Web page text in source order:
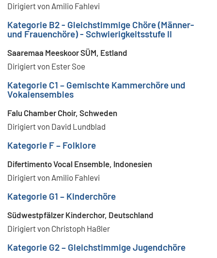
Dirigiert von Amilio Fahlevi
Kategorie B2 - Gleichstimmige Chöre (Männer-
und Frauenchöre) - Schwierigkeitsstufe II
Saaremaa Meeskoor SÜM, Estland
Dirigiert von Ester Soe
Kategorie C1 – Gemischte Kammerchöre und
Vokalensembles
Falu Chamber Choir, Schweden
Dirigiert von David Lundblad
Kategorie F – Folklore
Difertimento Vocal Ensemble, Indonesien
Dirigiert von Amilio Fahlevi
Kategorie G1 – Kinderchöre
Südwestpfälzer Kinderchor, Deutschland
Dirigiert von Christoph Haßler
Kategorie G2 – Gleichstimmige Jugendchöre